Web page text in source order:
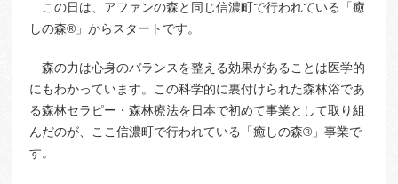
この日は、アファンの森と同じ信濃町で行われている「癒
しの森®」からスタートです。
森の力は心身のバランスを整える効果があることは医学的
にもわかっています。この科学的に裏付けられた森林浴であ
る森林セラピー・森林療法を日本で初めて事業として取り組
んだのが、ここ信濃町で行われている「癒しの森®」事業で
す。